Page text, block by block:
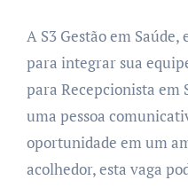
A S3 Gestão em Saúde, empresa que busca talentos
para integrar sua
para Recepcionista em
uma pessoa
oportunidade em um
acolhedor, esta vaga